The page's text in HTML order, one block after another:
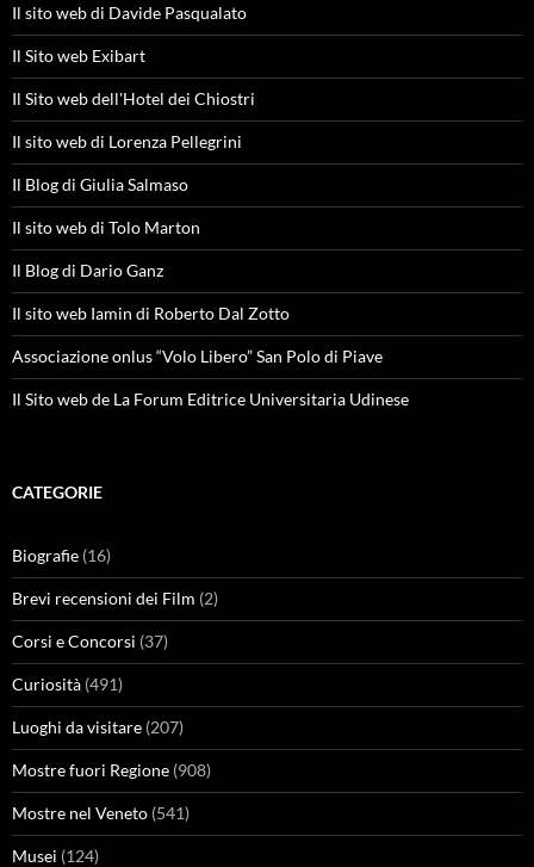
Il sito web di Davide Pasqualato
Il Sito web Exibart
Il Sito web dell'Hotel dei Chiostri
Il sito web di Lorenza Pellegrini
Il Blog di Giulia Salmaso
Il sito web di Tolo Marton
Il Blog di Dario Ganz
Il sito web Iamin di Roberto Dal Zotto
Associazione onlus “Volo Libero” San Polo di Piave
Il Sito web de La Forum Editrice Universitaria Udinese
CATEGORIE
Biografie (16)
Brevi recensioni dei Film (2)
Corsi e Concorsi (37)
Curiosità (491)
Luoghi da visitare (207)
Mostre fuori Regione (908)
Mostre nel Veneto (541)
Musei (124)